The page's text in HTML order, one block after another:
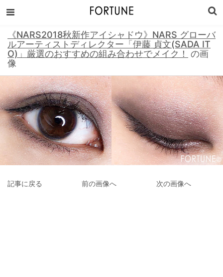
《NARS2018秋新作アイシャドウ》NARS グローバ
ルアーティストディレクター「伊藤 貞文(SADA IT
O)」厳選のおすすめの組み合わせでメイク！
の画
像
記事に戻る 前の画像へ 次の画像へ